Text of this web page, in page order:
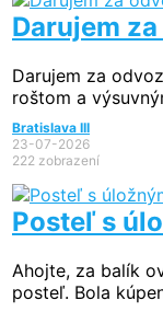
Darujem
Darujem za
roštom a
Bratislava III
23-07-2026
222 zobrazení
Posteľ s
Ahojte, za balík
posteľ. Bola